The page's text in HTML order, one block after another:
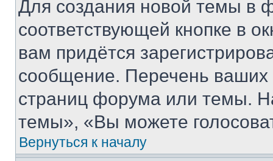
Для создания новой темы в
соответствующей кнопке в
вам придётся
сообщение. Перечень ваших
страниц форума или темы.
темы», «Вы можете
Вернуться к началу